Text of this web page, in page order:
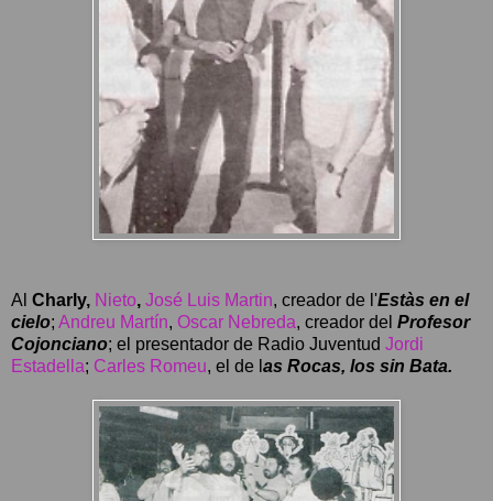
Al Charly, Nieto, José Luis Martin, creador de l'Estàs en el
cielo; Andreu Martín, Oscar Nebreda, creador del Profesor
Cojonciano; el presentador de Radio Juventud Jordi
Estadella; Carles Romeu, el de l as Rocas, los sin Bata.